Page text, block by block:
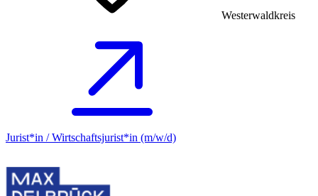
Westerwaldkreis
Jurist*in / Wirtschafts­jurist*in (m/w/d)